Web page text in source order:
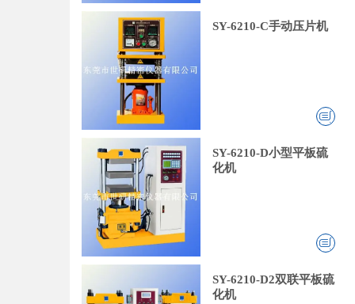
SY-6210-C手动压片机
SY-6210-D小型平板硫
化机
SY-6210-D2双联平板硫
化机